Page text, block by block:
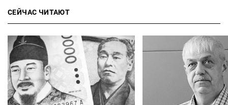
СЕЙЧАС ЧИТАЮТ